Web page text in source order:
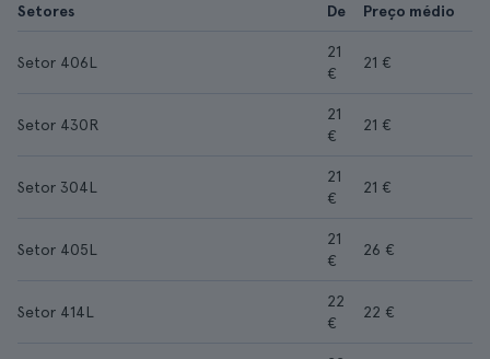
Setores De Preço médio
Setor 406L
21
€
21 €
Setor 430R
21
€
21 €
Setor 304L
21
€
21 €
Setor 405L
21
€
26 €
Setor 414L
22
€
22 €